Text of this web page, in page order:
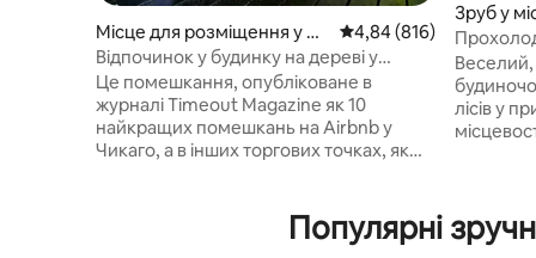
Місце для розміщення у мі
сті Racine
Середня оцінка: 4,84 з
4,84 (816)
Відпочинок у будинку на дереві у
Вісконсині!
Це помешкання, опубліковане в
журналі Timeout Magazine як 10
найкращих помешкань на Airbnb у
Чикаго, а в інших торгових точках, як
захоплюючі враження на природі з
видом на струмок і ліс з усіма
Зруб у
зруб на
Веселий,
лісів у
каміном
Популярні